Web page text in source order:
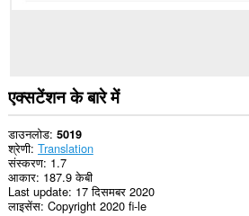
एक्सटेंशन के बारे में
डाउनलोड 5019
श्रेणी Translation
संस्करण 1.7
आकार 187.9 केबी
Last update 17 दिसमबर 2020
लाइसेंस Copyright 2020 fi-le